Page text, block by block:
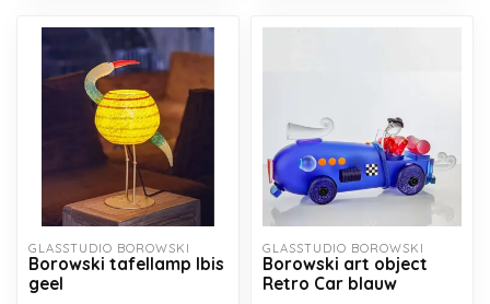
GLASSTUDIO BOROWSKI
Borowski tafellamp Ibis
geel
GLASSTUDIO BOROWSKI
Borowski art object
Retro Car blauw